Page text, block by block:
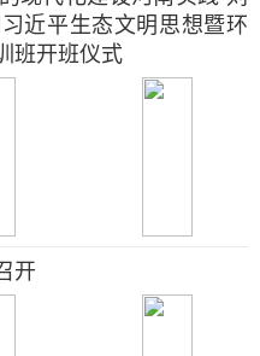
近平生态文明思想暨环
班开班仪式
开